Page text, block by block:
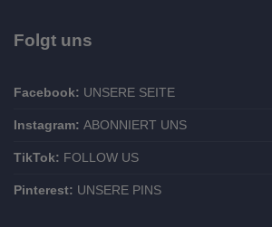
Folgt uns
Facebook: UNSERE SEITE
Instagram: ABONNIERT UNS
TikTok: FOLLOW US
Pinterest: UNSERE PINS